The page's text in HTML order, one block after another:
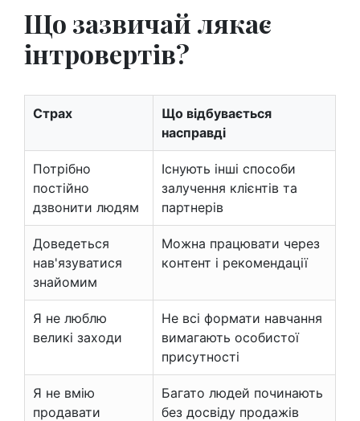
Що зазвичай лякає
інтровертів?
Страх
Що відбувається
насправді
Потрібно
постійно
дзвонити людям
Існують інші способи
залучення клієнтів та
партнерів
Доведеться
нав'язуватися
знайомим
Можна працювати через
контент і рекомендації
Я не люблю
великі заходи
Не всі формати навчання
вимагають особистої
присутності
Я не вмію
продавати
Багато людей починають
без досвіду продажів